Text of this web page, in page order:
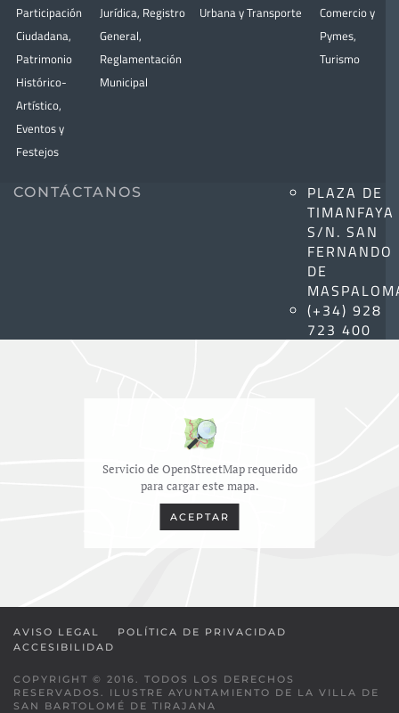
Participación
Ciudadana,
Patrimonio
Histórico-
Artístico,
Eventos y
Festejos
Jurídica, Registro
General,
Reglamentación
Municipal
Urbana y Transporte
Comercio y
Pymes,
Turismo
CONTÁCTANOS
PLAZA DE
TIMANFAYA
S/N. SAN
FERNANDO
DE
(+34) 928
723 400
Servicio de OpenStreetMap requerido
para cargar este mapa.
ACEPTAR
AVISO LEGAL
POLÍTICA DE PRIVACIDAD
ACCESIBILIDAD
COPYRIGHT © 2016. TODOS LOS DERECHOS
RESERVADOS. ILUSTRE AYUNTAMIENTO DE LA VILLA DE
SAN BARTOLOMÉ DE TIRAJANA